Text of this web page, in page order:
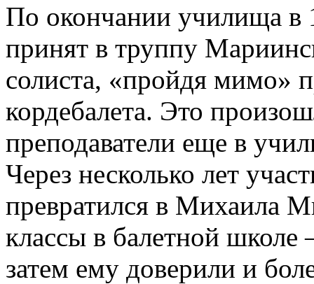
По окончании училища в
принят в труппу
солиста, «пройдя мимо»
кордебалета. Это
преподаватели еще в
Через несколько лет
превратился в Михаила
классы в балетной школе
затем ему доверили и